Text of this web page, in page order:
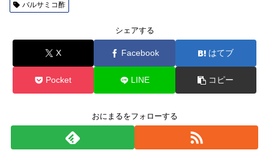
バルサミコ酢
シェアする
X Facebook はてブ
Pocket LINE コピー
おにまるをフォローする